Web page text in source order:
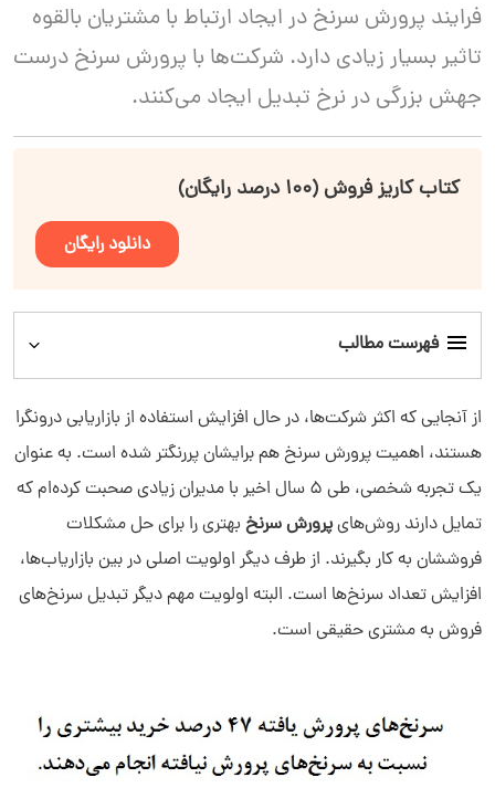
فرایند پرورش سرنخ در ایجاد ارتباط با مشتریان بالقوه
تاثیر بسیار زیادی دارد. شرکت‌ها با پرورش سرنخ درست
جهش بزرگی در نرخ تبدیل ایجاد می‌کنند.
کتاب کاریز فروش (۱۰۰ درصد رایگان)
دانلود رایگان
فهرست مطالب
پرورش سرنخ چه اهمیتی برای کسب‌وکارها دارد؟
انواع استراتژی پرورش سرنخ
برنامه‌ریزی و اجرای کمپین‌های پرورش سرنخ
آزمایش، ارزیابی و تنظیم
از آنجایی که اکثر شرکت‌ها، در حال افزایش استفاده از بازاریابی درونگرا
هستند، اهمیت پرورش سرنخ هم برایشان پررنگتر شده است. به عنوان
یک تجربه شخصی، طی 5 سال اخیر با مدیران زیادی صحبت کرده‌ام که
تمایل دارند روش‌هایپرورش سرنخ بهتری را برای حل مشکلات
فروششان به کار بگیرند. از طرف دیگر اولویت اصلی در بین بازاریاب‌ها،
افزایش تعداد سرنخ‌ها است. البته اولویت مهم دیگر تبدیل سرنخ‌های
فروش به مشتری حقیقی است.